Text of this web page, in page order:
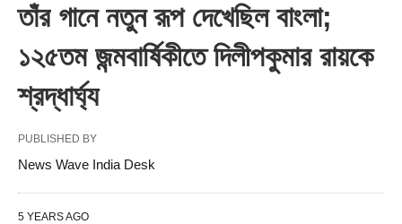
তাঁর গানে নতুন রূপ দেখেছিল বাংলা;
১২৫তম জন্মবার্ষিকীতে দিলীপকুমার রায়কে
শ্রদ্ধার্ঘ্য
PUBLISHED BY
News Wave India Desk
5 YEARS AGO